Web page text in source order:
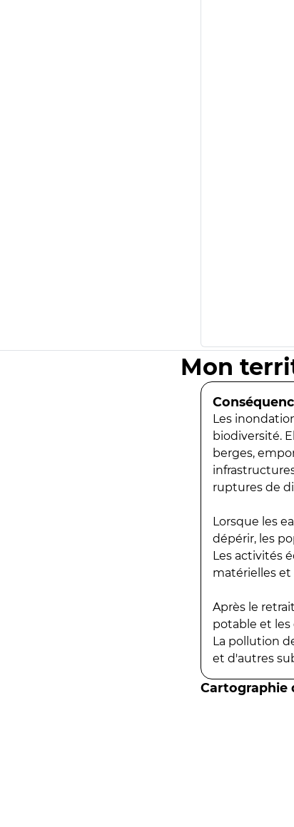
Mon
Les
biodiversité.
berges,
ruptures de
Lorsque les
dépérir, les
Les activités
matérielles et
Après le
potable et
La pollution
et d'autres
Cartographie